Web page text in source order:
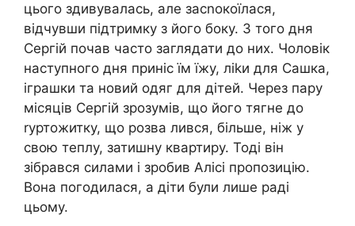
цього здивувалась, але засnокоїлася,
відчувши підтримку з його боку. З того дня
Сергій почав часто заглядати до них. Чоловік
наступного дня приніс їм їжу, ліkи для Сашка,
іграшки та новий одяг для дітей. Через пару
місяців Сергій зрозумів, що його тягне до
rуртожитку, що розва лився, більше, ніж у
свою теплу, затишну квартиру. Тоді він
зібрався силами і зробив Алісі пропозицію.
Вона погодилася, а діти були лише раді
цьому.